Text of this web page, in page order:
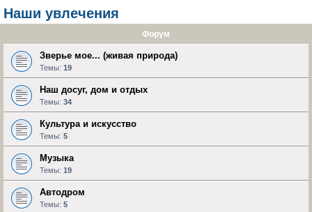
Наши увлечения
Форум
Зверье мое... (живая природа)
Темы: 19
Наш досуг, дом и отдых
Темы: 34
Культура и искусство
Темы: 5
Музыка
Темы: 19
Автодром
Темы: 5